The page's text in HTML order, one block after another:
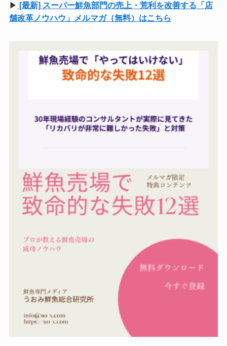
▶ [最新] スーパー鮮魚部門の売上・荒利を改善する「店
舗改革ノウハウ」メルマガ（無料）はこちら